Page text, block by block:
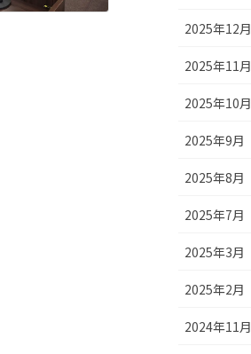
2025年12月
2025年11月
2025年10月
2025年9月
2025年8月
2025年7月
2025年3月
2025年2月
2024年11月